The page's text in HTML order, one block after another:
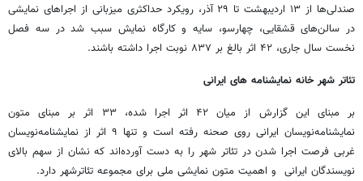
صندلی‌ها از ۱۳ اردیبهشت تا ۲۹ آذر، رویکرد حداکثری میزبانی از اجراهای نمایشی
در سالن‌های قشقایی، چهارسو، سایه و کارگاه نمایش سبب شد در سه فصل
نخست سال جاری، ۴۲ اثر بالغ بر ۸۳۷ نوبت اجرا داشته باشند.
تئاتر شهر خانه نمایشنامه های ایرانی
بر مبنای این گزارش از میان ۴۲ اثر اجرا شده، ۳۳ اثر بر مبنای متون
نمایشنامه‌نویسان ایرانی روی صحنه رفته است و تنها ۹ اثر از نمایشنامه‌نویسان
غربی فرصت اجرا شدن در تئاتر شهر را به دست آورده‌اند که نشان از سهم بالای
نویسندگان ایرانی و اهمیت متون نمایشی ملی برای مجموعه تئاترشهر دارد.